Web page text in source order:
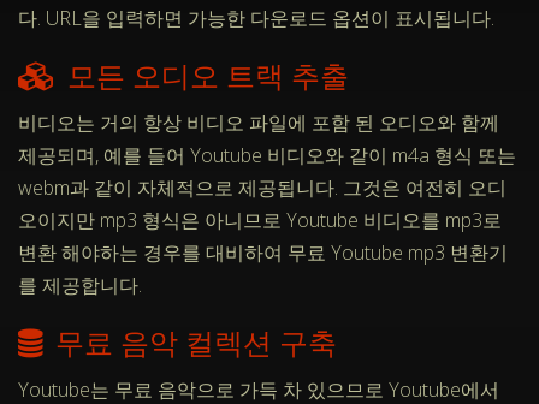
다. URL을 입력하면 가능한 다운로드 옵션이 표시됩니다.
모든 오디오 트랙 추출
비디오는 거의 항상 비디오 파일에 포함 된 오디오와 함께
제공되며, 예를 들어 Youtube 비디오와 같이 m4a 형식 또는
webm과 같이 자체적으로 제공됩니다. 그것은 여전히 ​​오디
오이지만 mp3 형식은 아니므로 Youtube 비디오를 mp3로
변환 해야하는 경우를 대비하여 무료 Youtube mp3 변환기
를 제공합니다.
무료 음악 컬렉션 구축
Youtube는 무료 음악으로 가득 차 있으므로 Youtube에서